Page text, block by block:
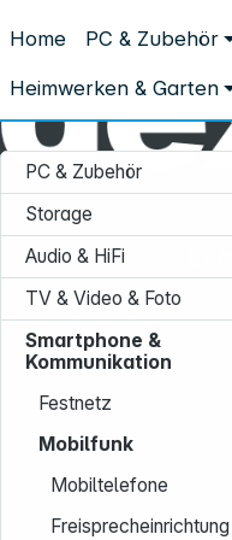
Home PC & Zubehör
Heimwerken & Garten
Smartphone &
Sonstiges
PC & Zubehör
Storage
Audio & HiFi
TV & Video & Foto
Smartphone &
Kommunikation
Festnetz
Mobilfunk
Mobiltelefone
Freisprecheinrichtung
Service-Hotline:
+49 931 9708–496